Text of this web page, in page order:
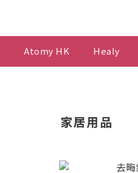
Atomy HK Healy
家居用品